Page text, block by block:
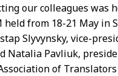
our colleagues was
held from 18-21 May in
Slyvynsky, vice-
Natalia Pavliuk,
of